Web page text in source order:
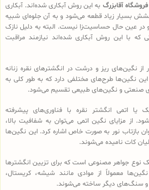
فروشگاه آقابزرگ به این روش آبکاری شده‌اند. آبکاری
بسیار زیاد قطعه می‌شود و به آن جلوه‌ای شبیه
در عین حال حساسیت‌زا نیست. البته به دلیل نازک
که با این روش آبکاری شده‌اند نیازمند مراقبت
از نگین‌های ریز و درشت در انگشترهای نقره زنانه
نگین‌ها طرح‌های مختلفی دارد که به طور کلی به
صنعتی و نگین‌های طبیعی تقسیم می‌شود.
یا اتمی انگشتر نقره با فناوری‌های پیشرفته
از مزایای نگین اتمی می‌توان به شفافیت بالا،
بازتاب نور به صورت خاص اشاره کرد. این نگین‌ها
کات نامیده می‌شوند.
نوع جواهر مصنوعی است که برای تزیین انگشترها
معمولاً از موادی مانند شیشه، کریستال،
و سنگ‌های دیگر ساخته می‌شوند.